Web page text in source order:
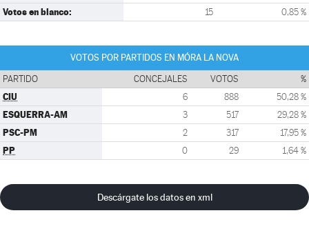
Votos en blanco: 15 0,85 %
VOTOS POR PARTIDOS EN MÓRA LA NOVA
PARTIDO CONCEJALES VOTOS %
CIU 6 888 50,28 %
ESQUERRA-AM 3 517 29,28 %
PSC-PM 2 317 17,95 %
PP 0 29 1,64 %
Descárgate los datos en xml